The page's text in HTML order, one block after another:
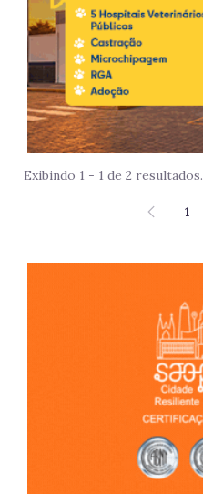
Exibindo 1 - 1 de 2 resultados.
1